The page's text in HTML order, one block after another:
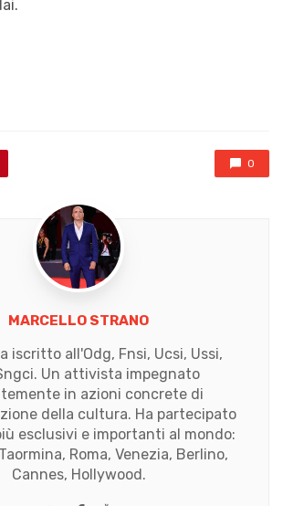
0
MARCELLO STRANO
iscritto all'Odg, Fnsi, Ucsi, Ussi,
Un attivista impegnato
in azioni concrete di
della cultura. Ha partecipato
esclusivi e importanti al mondo:
Roma, Venezia, Berlino,
Cannes, Hollywood.